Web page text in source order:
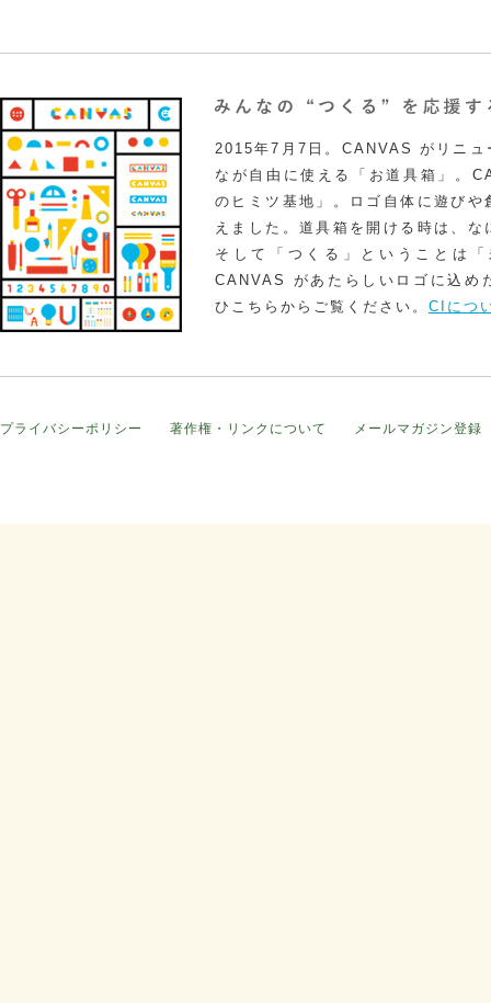
2015年7月7日。CANVAS がリニュ
なが自由に使える「お道具箱」。
のヒミツ基地」。ロゴ自体に遊び
えました。道具箱を開ける時は、
そして「つくる」ということは
CANVAS があたらしいロゴに込め
ひこちらからご覧ください。 CIにつ
プライバシーポリシー 著作権・リンクについて メールマガジン登録